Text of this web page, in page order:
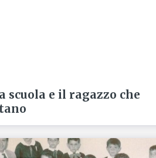
scuola e il ragazzo che